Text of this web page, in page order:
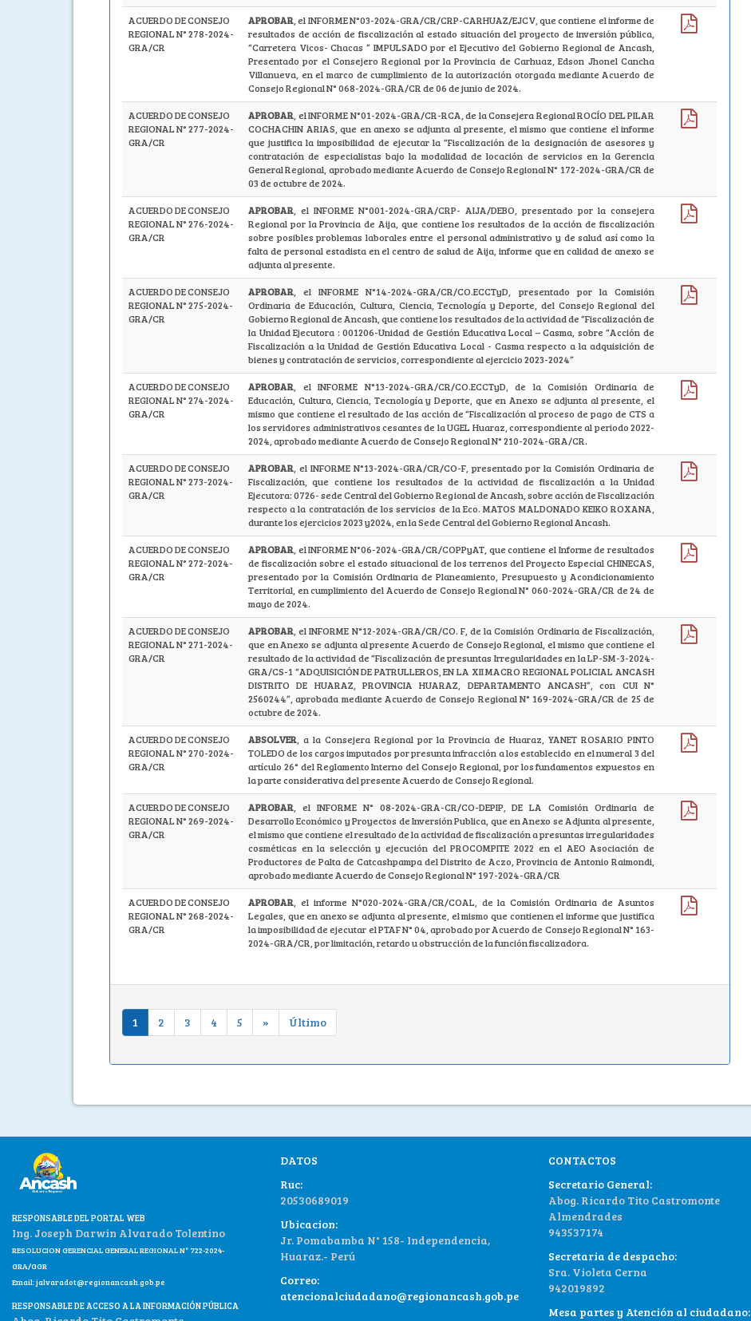
ACUERDO DE CONSEJO
REGIONAL N° 278-2024-
GRA/CR
APROBAR , el INFORME N°03-2024-GRA/CR/CRP-CARHUAZ/EJCV, que contiene el informe de
resultados de acción de fiscalización al estado situación del proyecto de inversión pública,
“Carretera Vicos- Chacas ” IMPULSADO por el Ejecutivo del Gobierno Regional de Ancash,
Presentado por el Consejero Regional por la Provincia de Carhuaz, Edson Jhonel Cancha
Villanueva, en el marco de cumplimiento de la autorización otorgada mediante Acuerdo de
Consejo Regional N° 068-2024-GRA/CR de 06 de junio de 2024.
ACUERDO DE CONSEJO
REGIONAL N° 277-2024-
GRA/CR
APROBAR , el INFORME N°01-2024-GRA/CR-RCA, de la Consejera Regional ROCÍO DEL PILAR
COCHACHIN ARIAS, que en anexo se adjunta al presente, el mismo que contiene el informe
que justifica la imposibilidad de ejecutar la “Fiscalización de la designación de asesores y
contratación de especialistas bajo la modalidad de locación de servicios en la Gerencia
General Regional, aprobado mediante Acuerdo de Consejo Regional N° 172-2024-GRA/CR de
03 de octubre de 2024.
ACUERDO DE CONSEJO
REGIONAL N° 276-2024-
GRA/CR
APROBAR , el INFORME N°001-2024-GRA/CRP- AIJA/DEBO, presentado por la consejera
Regional por la Provincia de Aija, que contiene los resultados de la acción de fiscalización
sobre posibles problemas laborales entre el personal administrativo y de salud así como la
falta de personal estadista en el centro de salud de Aija, informe que en calidad de anexo se
adjunta al presente.
ACUERDO DE CONSEJO
REGIONAL N° 275-2024-
GRA/CR
APROBAR , el INFORME N°14-2024-GRA/CR/CO.ECCTyD, presentado por la Comisión
Ordinaria de Educación, Cultura, Ciencia, Tecnología y Deporte, del Consejo Regional del
Gobierno Regional de Ancash, que contiene los resultados de la actividad de “Fiscalización de
la Unidad Ejecutora : 001206-Unidad de Gestión Educativa Local – Casma, sobre “Acción de
Fiscalización a la Unidad de Gestión Educativa Local - Casma respecto a la adquisición de
bienes y contratación de servicios, correspondiente al ejercicio 2023-2024”
ACUERDO DE CONSEJO
REGIONAL N° 274-2024-
GRA/CR
APROBAR , el INFORME N°13-2024-GRA/CR/CO.ECCTyD, de la Comisión Ordinaria de
Educación, Cultura, Ciencia, Tecnología y Deporte, que en Anexo se adjunta al presente, el
mismo que contiene el resultado de las acción de “Fiscalización al proceso de pago de CTS a
los servidores administrativos cesantes de la UGEL Huaraz, correspondiente al periodo 2022-
2024, aprobado mediante Acuerdo de Consejo Regional N° 210-2024-GRA/CR.
ACUERDO DE CONSEJO
REGIONAL N° 273-2024-
GRA/CR
APROBAR , el INFORME N°13-2024-GRA/CR/CO-F, presentado por la Comisión Ordinaria de
Fiscalización, que contiene los resultados de la actividad de fiscalización a la Unidad
Ejecutora: 0726- sede Central del Gobierno Regional de Ancash, sobre acción de Fiscalización
respecto a la contratación de los servicios de la Eco. MATOS MALDONADO KEIKO ROXANA,
durante los ejercicios 2023 y2024, en la Sede Central del Gobierno Regional Ancash.
ACUERDO DE CONSEJO
REGIONAL N° 272-2024-
GRA/CR
APROBAR , el INFORME N°06-2024-GRA/CR/COPPyAT, que contiene el Informe de resultados
de fiscalización sobre el estado situacional de los terrenos del Proyecto Especial CHINECAS,
presentado por la Comisión Ordinaria de Planeamiento, Presupuesto y Acondicionamiento
Territorial, en cumplimiento del Acuerdo de Consejo Regional N° 060-2024-GRA/CR de 24 de
mayo de 2024.
ACUERDO DE CONSEJO
REGIONAL N° 271-2024-
GRA/CR
APROBAR , el INFORME N°12-2024-GRA/CR/CO. F, de la Comisión Ordinaria de Fiscalización,
que en Anexo se adjunta al presente Acuerdo de Consejo Regional, el mismo que contiene el
resultado de la actividad de “Fiscalización de presuntas Irregularidades en la LP-SM-3-2024-
GRA/CS-1 “ADQUISICIÓN DE PATRULLEROS, EN LA XII MACRO REGIONAL POLICIAL ANCASH
DISTRITO DE HUARAZ, PROVINCIA HUARAZ, DEPARTAMENTO ANCASH”, con CUI N°
2560244”, aprobada mediante Acuerdo de Consejo Regional N° 169-2024-GRA/CR de 25 de
octubre de 2024.
ACUERDO DE CONSEJO
REGIONAL N° 270-2024-
GRA/CR
ABSOLVER , a la Consejera Regional por la Provincia de Huaraz, YANET ROSARIO PINTO
TOLEDO de los cargos imputados por presunta infracción a los establecido en el numeral 3 del
artículo 26° del Reglamento Interno del Consejo Regional, por los fundamentos expuestos en
la parte considerativa del presente Acuerdo de Consejo Regional.
ACUERDO DE CONSEJO
REGIONAL N° 269-2024-
GRA/CR
APROBAR , el INFORME N° 08-2024-GRA-CR/CO-DEPIP, DE LA Comisión Ordinaria de
Desarrollo Económico y Proyectos de Inversión Publica, que en Anexo se Adjunta al presente,
el mismo que contiene el resultado de la actividad de fiscalización a presuntas irregularidades
cosméticas en la selección y ejecución del PROCOMPITE 2022 en el AEO Asociación de
Productores de Palta de Catcashpampa del Distrito de Aczo, Provincia de Antonio Raimondi,
aprobado mediante Acuerdo de Consejo Regional N° 197-2024-GRA/CR
ACUERDO DE CONSEJO
REGIONAL N° 268-2024-
GRA/CR
APROBAR , el informe N°020-2024-GRA/CR/COAL, de la Comisión Ordinaria de Asuntos
Legales, que en anexo se adjunta al presente, el mismo que contienen el informe que justifica
la imposibilidad de ejecutar el PTAF N° 04, aprobado por Acuerdo de Consejo Regional N° 163-
2024-GRA/CR, por limitación, retardo u obstrucción de la función fiscalizadora.
1 2 3 4 5 » Último
RESPONSABLE DEL PORTAL WEB
Ing. Joseph Darwin Alvarado Tolentino
RESOLUCION GERENCIAL GENERAL REGIONAL N° 722-2024-
GRA/GGR
Email:jalvaradot@regionancash.gob.pe
RESPONSABLE DE ACCESO A LA INFORMACIÓN PÚBLICA
DATOS
Ruc:
20530689019
Ubicacion:
Jr. Pomabamba N° 158- Independencia,
Huaraz.- Perú
Correo:
atencionalciudadano@regionancash.gob.pe
CONTACTOS
Secretario General:
Abog. Ricardo Tito Castromonte
Almendrades
943537174
Secretaria de despacho:
Sra. Violeta Cerna
942019892
Mesa partes y Atención al ciudadano: